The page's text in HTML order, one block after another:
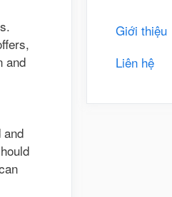
and
and
Giới thiệu
Liên hệ